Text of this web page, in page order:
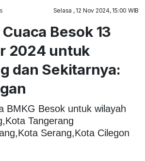
Selasa , 12 Nov 2024, 15:00 WIB
Besok 13
2024 untuk
dan Sekitarnya:
BMKG Besok untuk wilayah
Tangerang
Serang,Kota Cilegon